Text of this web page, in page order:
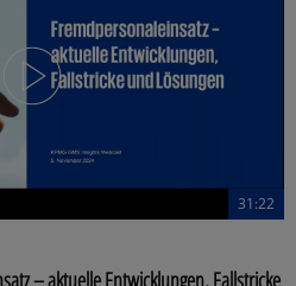
31:22
– aktuelle Entwicklungen, Fallstricke